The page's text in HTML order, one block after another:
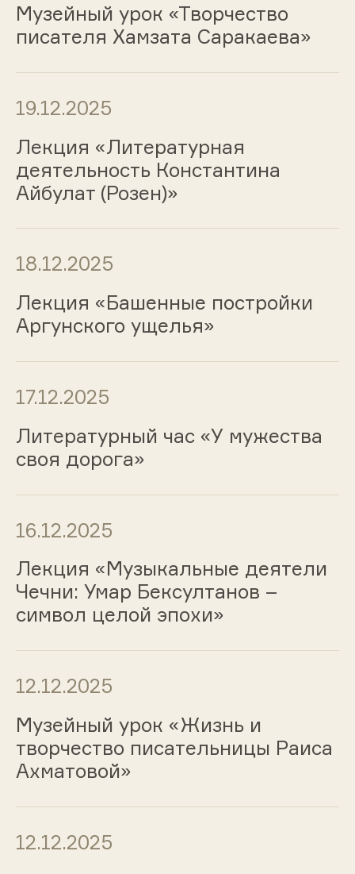
Музейный урок «Творчество
писателя Хамзата Саракаева»
19.12.2025
Лекция «Литературная
деятельность Константина
Айбулат (Розен)»
18.12.2025
Лекция «Башенные постройки
Аргунского ущелья»
17.12.2025
Литературный час «У мужества
своя дорога»
16.12.2025
Лекция «Музыкальные деятели
Чечни: Умар Бексултанов –
символ целой эпохи»
12.12.2025
Музейный урок «Жизнь и
творчество писательницы Раиса
Ахматовой»
12.12.2025